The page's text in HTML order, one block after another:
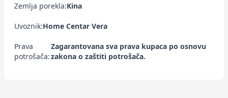
Zemlja porekla:Kina
Uvoznik:Home Centar Vera
Prava
potrošača:
Zagarantovana sva prava kupaca po osnovu
zakona o zaštiti potrošača.